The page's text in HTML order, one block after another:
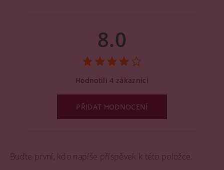
Buďte první, kdo napíše příspěvek k této položce.
8.0
Hodnotili 4 zákazníci
PŘIDAT HODNOCENÍ